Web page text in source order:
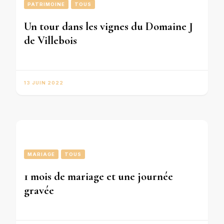
PATRIMOINE TOUS
Un tour dans les vignes du Domaine J
de Villebois
13 JUIN 2022
MARIAGE TOUS
1 mois de mariage et une journée
gravée